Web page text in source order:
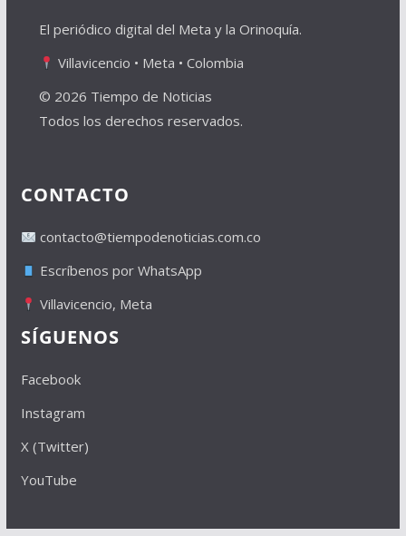
El periódico digital del Meta y la Orinoquía.
Villavicencio • Meta • Colombia
© 2026 Tiempo de Noticias
Todos los derechos reservados.
CONTACTO
contacto@tiempodenoticias.com.co
Escríbenos por WhatsApp
Villavicencio, Meta
SÍGUENOS
Facebook
Instagram
X (Twitter)
YouTube